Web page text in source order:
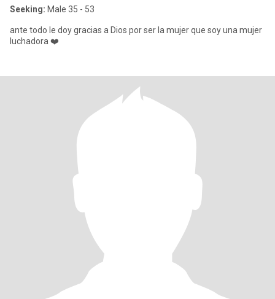
Seeking: Male 35 - 53
ante todo le doy gracias a Dios por ser la mujer que soy una mujer
luchadora ❤️